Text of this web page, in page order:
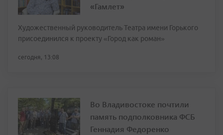
«Гамлет»
Художественный руководитель Театра имени Горького
присоединился к проекту «Город как роман»
сегодня, 13:08
Во Владивостоке почтили
память подполковника ФСБ
Геннадия Федоренко